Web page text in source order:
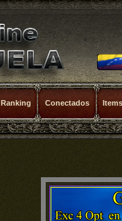
Ranking Conectados Items